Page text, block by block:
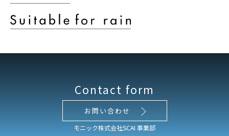
Contact form
お問い合わせ
モニック株式会社SCAI 事業部